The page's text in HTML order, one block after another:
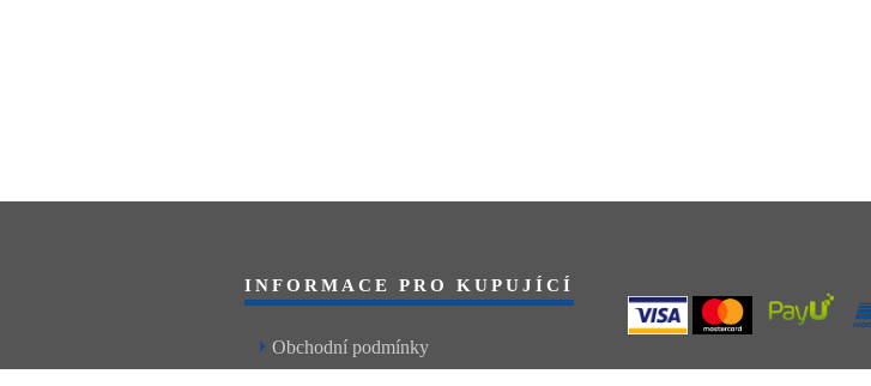
INFORMACE PRO KUPUJÍCÍ
Obchodní podmínky